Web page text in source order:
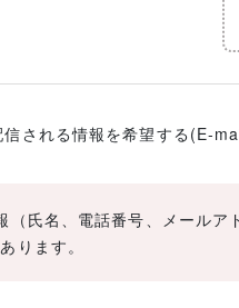
信される情報を希望する(E-
（氏名、電話番号、メール
ります。